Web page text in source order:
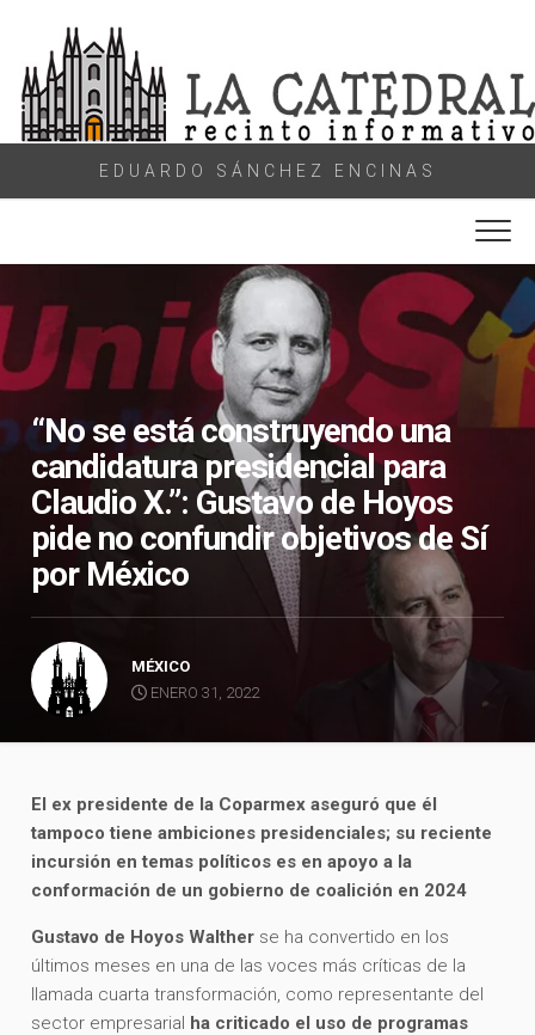
content
EDUARDO SÁNCHEZ ENCINAS
“​​No se está construyendo una
candidatura presidencial para
Claudio X.”: Gustavo de Hoyos
pide no confundir objetivos de Sí
por México
MÉXICO
ENERO 31, 2022
El ex presidente de la Coparmex aseguró que él
tampoco tiene ambiciones presidenciales; su reciente
incursión en temas políticos es en apoyo a la
conformación de un gobierno de coalición en 2024
Gustavo de Hoyos Walther se ha convertido en los
últimos meses en una de las voces más críticas de la
llamada cuarta transformación, como representante del
sector empresarial ha criticado el uso de programas